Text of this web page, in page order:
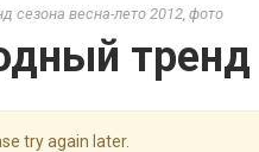
сезона весна-лето 2012, фото
тренд
try again later.